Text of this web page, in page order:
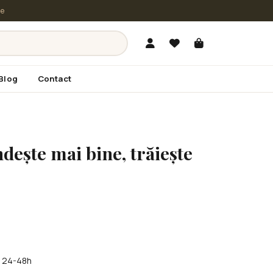
Contact
mai bine, trăiește
24-48h